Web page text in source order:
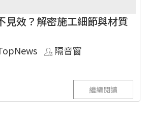
見效？解密施工細節與材質
隔音窗
繼續閱讀